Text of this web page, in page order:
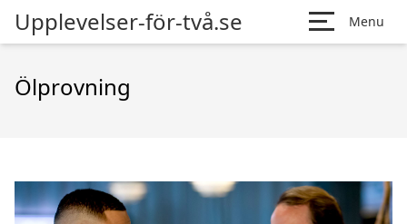
Upplevelser-för-två.se Menu
Ölprovning